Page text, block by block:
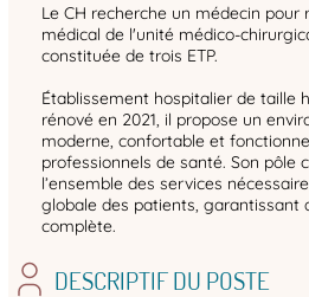
Le CH recherche un médecin pour
médical de l'unité médico-
constituée de trois ETP.
Établissement hospitalier de taille
rénové en 2021, il propose un
moderne, confortable et
professionnels de santé. Son pôle
l’ensemble des services
globale des patients, garantissant
complète.
DESCRIPTIF DU POSTE